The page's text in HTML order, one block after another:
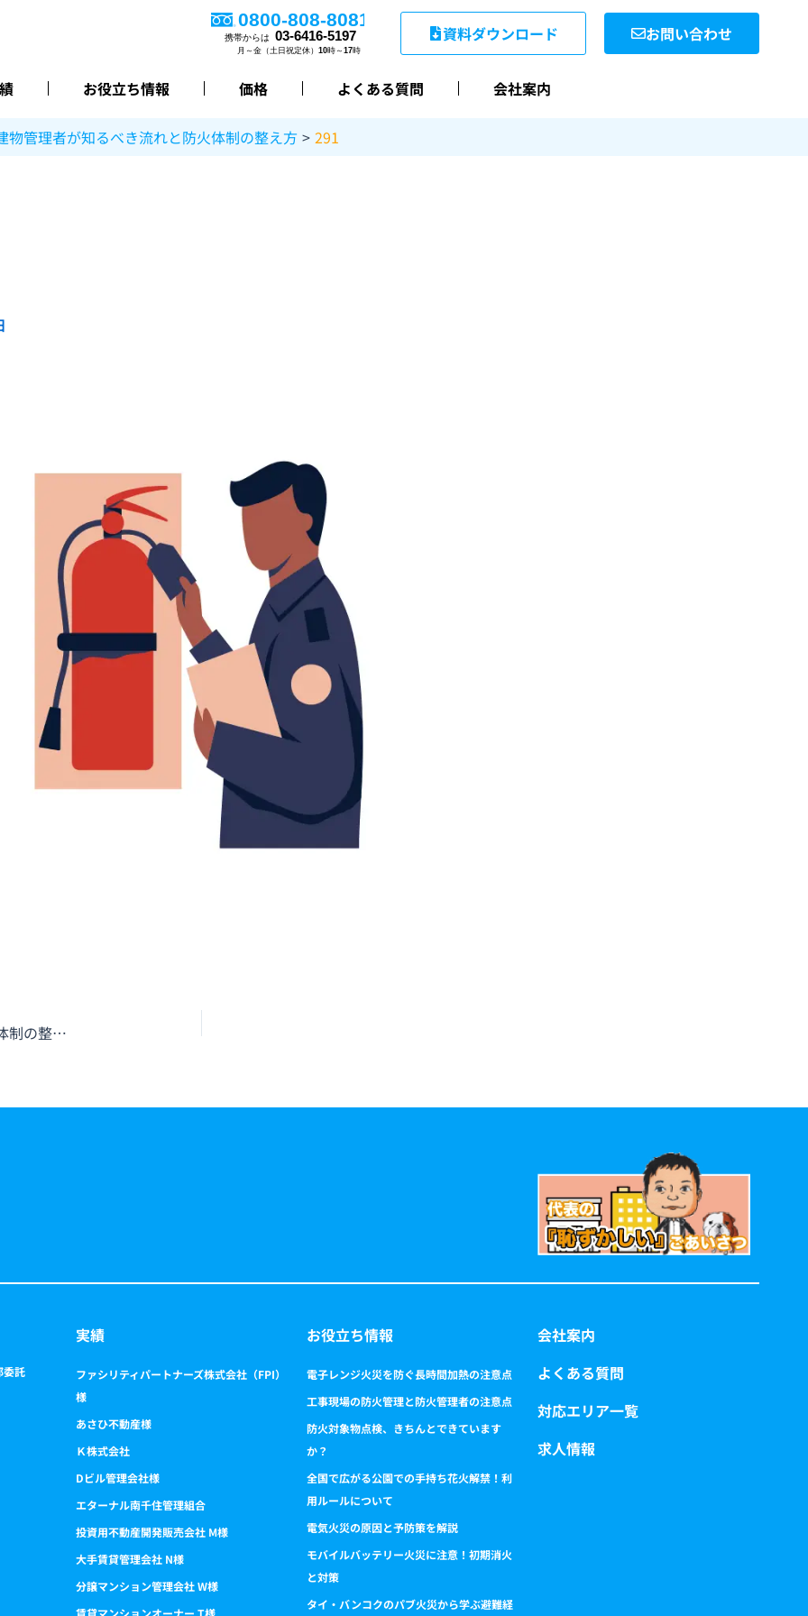
資料ダウンロード お問い合わせ
お役立ち情報 価格 よくある質問 会社案内
物管理者が知るべき流れと防火体制の整え方 291
消防査察の実態｜建物管理者が知るべき流れと防火体制の整え方
委託
実績
ファシリティパートナーズ株式会社（FPI）
様
あさひ不動産様
Ｋ株式会社
Dビル管理会社様
エターナル南千住管理組合
投資用不動産開発販売会社 M様
大手賃貸管理会社 N様
分譲マンション管理会社 W様
お役立ち情報
電子レンジ火災を防ぐ長時間加熱の注意点
工事現場の防火管理と防火管理者の注意点
防火対象物点検、きちんとできています
か？
全国で広がる公園での手持ち花火解禁！利
用ルールについて
電気火災の原因と予防策を解説
モバイルバッテリー火災に注意！初期消火
と対策
タイ・バンコクのパブ火災から学ぶ避難経
会社案内
よくある質問
対応エリア一覧
求人情報